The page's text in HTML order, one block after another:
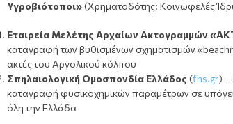
Υγροβιότοποι»(Χρηματοδότης: Κοινωφελές
Εταιρεία Μελέτης Αρχαίων Ακτογραμμών
καταγραφή των βυθισμένων σχηματισμών
ακτές του Αργολικού κόλπου
Σπηλαιολογική Ομοσπονδία Ελλάδος (fhs.gr) –
καταγραφή φυσικοχημικών παραμέτρων σε
όλη την Ελλάδα